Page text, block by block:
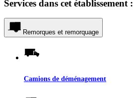
Services dans cet établissement :
Remorques et remorquage
Camions de déménagement